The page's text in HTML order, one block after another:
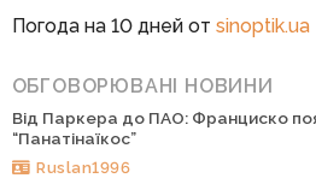
Погода на 10 дней от sinoptik.ua
ОБГОВОРЮВАНІ НОВИНИ
Від Паркера до ПАО: Франциско
“Панатінаїкос”
Ruslan1996